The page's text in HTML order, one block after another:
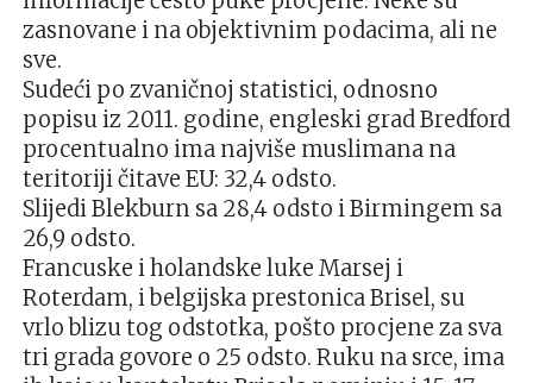
zasnovane i na objektivnim podacima, ali ne
sve.
Sudeći po zvaničnoj statistici, odnosno
popisu iz 2011. godine, engleski grad Bredford
procentualno ima najviše muslimana na
teritoriji čitave EU: 32,4 odsto.
Slijedi Blekburn sa 28,4 odsto i Birmingem sa
26,9 odsto.
Francuske i holandske luke Marsej i
Roterdam, i belgijska prestonica Brisel, su
vrlo blizu tog odstotka, pošto procjene za sva
tri grada govore o 25 odsto. Ruku na srce, ima